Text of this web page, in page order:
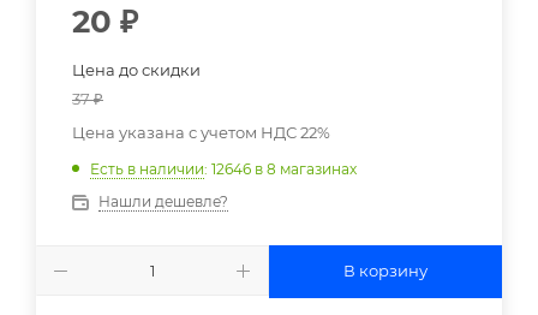
20 ₽
Цена до скидки
37₽
Цена указана с учетом НДС 22%
Есть в наличии: 12646 в 8 магазинах
Нашли дешевле?
В корзину